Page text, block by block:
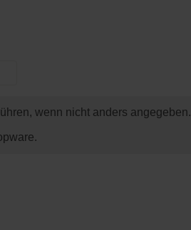
wenn nicht anders angegeben.